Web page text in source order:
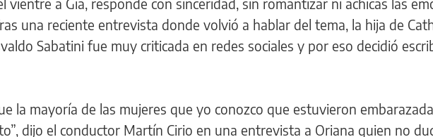
vientre a Gia, responde con sinceridad, sin romantizar ni achicas las
una reciente entrevista donde volvió a hablar del tema, la hija de
Sabatini fue muy criticada en redes sociales y por eso decidió
la mayoría de las mujeres que yo conozco que estuvieron
dijo el conductor Martín Cirio en una entrevista a Oriana quien no